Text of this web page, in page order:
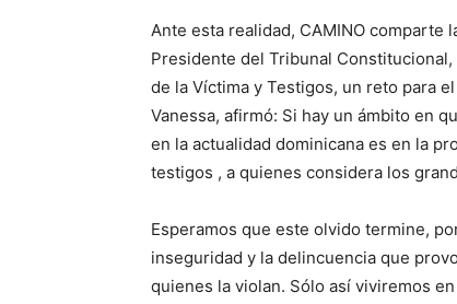
Ante esta realidad, CAMINO comparte
Presidente del Tribunal
de la Víctima y Testigos, un reto para
Vanessa, afirmó: Si hay un ámbito en
en la actualidad dominicana es en la
testigos , a quienes considera los
Esperamos que este olvido termine,
inseguridad y la delincuencia que
quienes la violan. Sólo así viviremos